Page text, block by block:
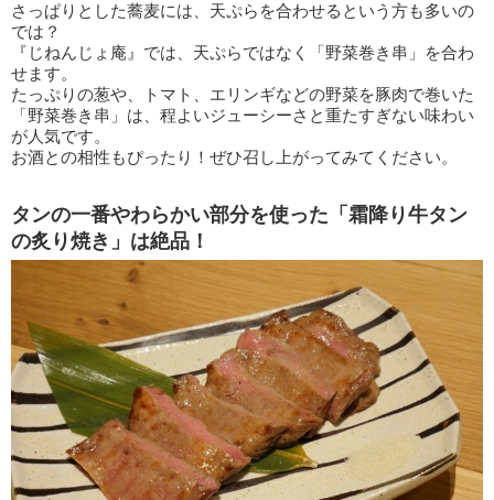
さっぱりとした蕎麦には、天ぷらを合わせるという方も多いの
では？
『じねんじょ庵』では、天ぷらではなく「野菜巻き串」を合わ
せます。
たっぷりの葱や、トマト、エリンギなどの野菜を豚肉で巻いた
「野菜巻き串」は、程よいジューシーさと重たすぎない味わい
が人気です。
お酒との相性もぴったり！ぜひ召し上がってみてください。
タンの一番やわらかい部分を使った「霜降り牛タン
の炙り焼き」は絶品！